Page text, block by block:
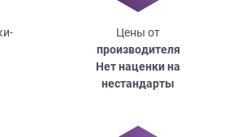
Цены от
производителя
Нет наценки на
нестандарты